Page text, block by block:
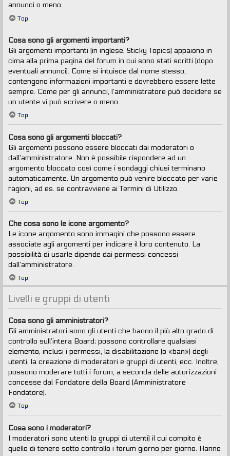
annunci o meno.
Top
Cosa sono gli argomenti importanti?
Gli argomenti importanti (in inglese, Sticky Topics) appaiono in
cima alla prima pagina del forum in cui sono stati scritti (dopo
eventuali annunci). Come si intuisce dal nome stesso,
contengono informazioni importanti e dovrebbero essere lette
sempre. Come per gli annunci, l’amministratore può decidere se
un utente vi può scrivere o meno.
Top
Cosa sono gli argomenti bloccati?
Gli argomenti possono essere bloccati dai moderatori o
dall’amministratore. Non è possibile rispondere ad un
argomento bloccato così come i sondaggi chiusi terminano
automaticamente. Un argomento può venire bloccato per varie
ragioni, ad es. se contravviene ai Termini di Utilizzo.
Top
Che cosa sono le icone argomento?
Le icone argomento sono immagini che possono essere
associate agli argomenti per indicare il loro contenuto. La
possibilità di usarle dipende dai permessi concessi
dall’amministratore.
Top
Livelli e gruppi di utenti
Cosa sono gli amministratori?
Gli amministratori sono gli utenti che hanno il più alto grado di
controllo sull’intera Board; possono controllare qualsiasi
elemento, inclusi i permessi, la disabilitazione (o «ban») degli
utenti, la creazione di moderatori e gruppi di utenti, ecc. Inoltre,
possono moderare tutti i forum, a seconda delle autorizzazioni
concesse dal Fondatore della Board (Amministratore
Fondatore).
Top
Cosa sono i moderatori?
I moderatori sono utenti (o gruppi di utenti) il cui compito è
quello di tenere sotto controllo i forum giorno per giorno. Hanno